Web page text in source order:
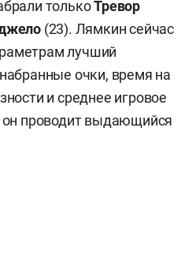
толькоТревор
(23). Лямкин сейчас
лучший
очки, время на
и среднее игровое
проводит выдающийся